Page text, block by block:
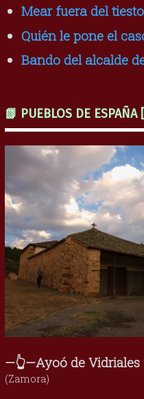
Mear fuera del tiesto
Quién le pone el
Bando del alcalde
📗 PUEBLOS DE ESPAÑA
—👆—Ayoó de Vidriales
(Zamora)